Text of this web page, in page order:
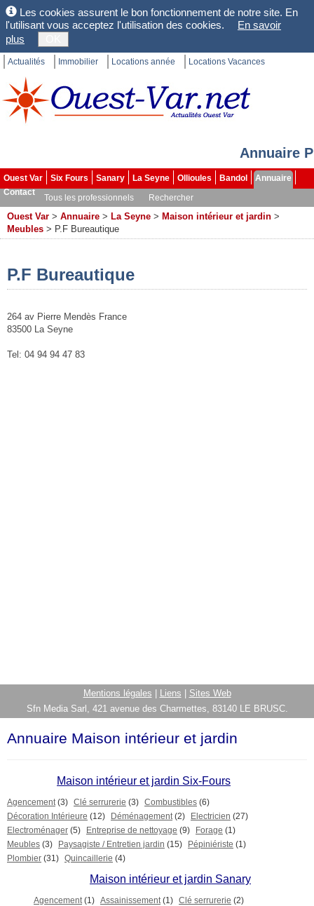
Les cookies assurent le bon fonctionnement de notre site. En
l'utilisant vous acceptez l'utilisation des cookies.
En savoir
plus
Actualités Immobilier Locations année Locations Vacances
Annuaire
Ouest Var Six Fours Sanary La Seyne Ollioules Bandol
Annuaire
Contact
Tous les professionnels Rechercher
Ouest Var > Annuaire > La Seyne > Maison intérieur et jardin >
Meubles > P.F Bureautique
P.F Bureautique
264 av Pierre Mendès France
83500 La Seyne
Tel: 04 94 94 47 83
Mentions légales Liens
Sites Web
Sfn Media Sarl, 421 avenue des Charmettes, 83140 LE BRUSC.
Annuaire Maison intérieur et jardin
Maison intérieur et jardin Six-Fours
Agencement (3) Clé serrurerie (3) Combustibles (6)
Décoration Intérieure (12) Déménagement (2) Electricien (27)
Electroménager (5) Entreprise de nettoyage (9) Forage (1)
Meubles (3) Paysagiste / Entretien jardin (15) Pépiniériste (1)
Plombier (31) Quincaillerie (4)
Maison intérieur et jardin Sanary
Agencement (1) Assainissement (1) Clé serrurerie (2)